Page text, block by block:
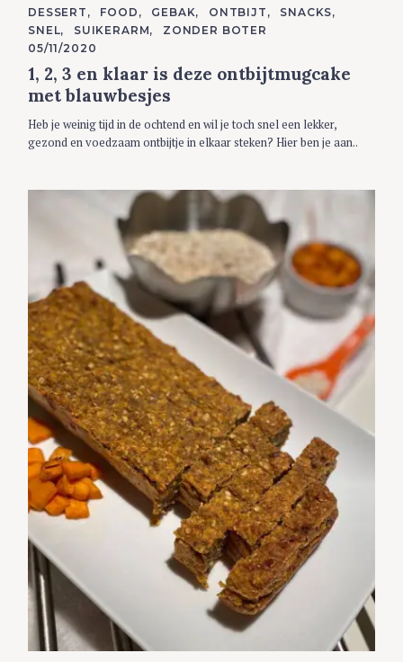
C
A
T
E
O
R
I
E
S
DESSERT FOOD GEBAK ONTBIJT
SNACKS
SNEL
SUIKERARM
ZONDER BOTER
05/11/2020
1, 2, 3 en klaar is deze ontbijtmugcake
met blauwbesjes
Heb je weinig tijd in de ochtend en wil je toch snel een lekker,
gezond en voedzaam ontbijtje in elkaar steken? Hier ben je aan..